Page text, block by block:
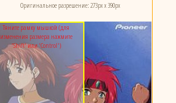
Тяните рамку мышкой (для
изменения размера нажмите
'Shift' или 'Control')
Оригинальное разрешение: 273px x 390px